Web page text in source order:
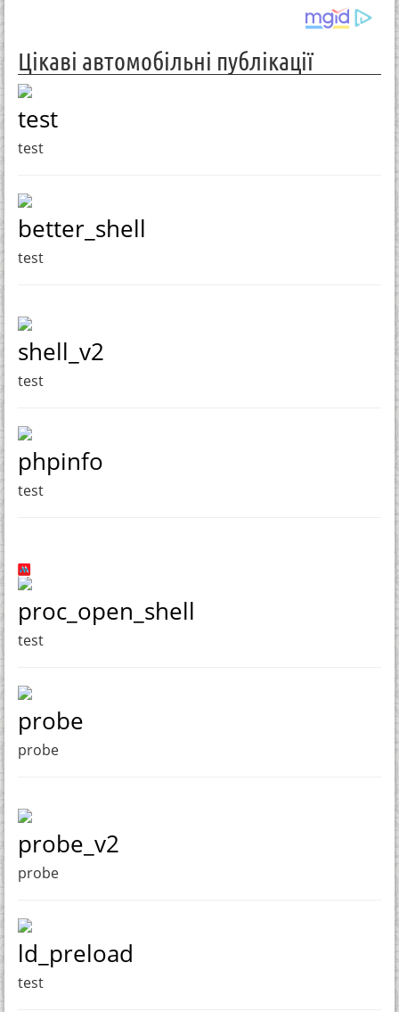
Цікаві автомобільні публікації
test
test
better_shell
test
shell_v2
test
phpinfo
test
proc_open_shell
test
probe
probe
probe_v2
probe
ld_preload
test